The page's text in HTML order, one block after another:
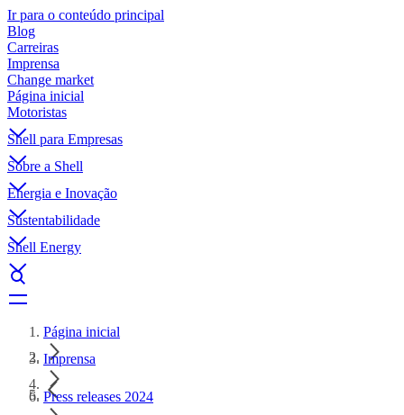
Ir para o conteúdo principal
Blog
Carreiras
Imprensa
Change market
Página inicial
Motoristas
Shell para Empresas
Sobre a Shell
Energia e Inovação
Sustentabilidade
Shell Energy
Página inicial
Imprensa
Press releases 2024